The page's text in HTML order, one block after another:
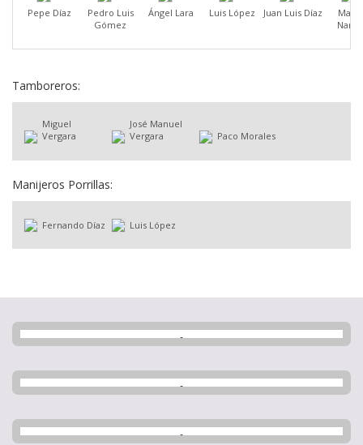
Pepe Díaz
Pedro Luis
Gómez
Ángel Lara Luis López Juan Luis Díaz
Tamboreros:
Miguel
Vergara
José Manuel
Vergara
Paco Morales
Manijeros Porrillas:
Fernando Díaz Luis López